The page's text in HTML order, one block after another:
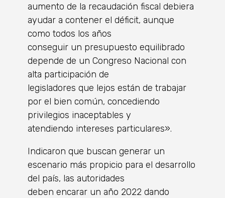
aumento de la recaudación fiscal debiera
ayudar a contener el déficit, aunque
como todos los años
conseguir un presupuesto equilibrado
depende de un Congreso Nacional con
alta participación de
legisladores que lejos están de trabajar
por el bien común, concediendo
privilegios inaceptables y
atendiendo intereses particulares».
Indicaron que buscan generar un
escenario más propicio para el desarrollo
del país, las autoridades
deben encarar un año 2022 dando